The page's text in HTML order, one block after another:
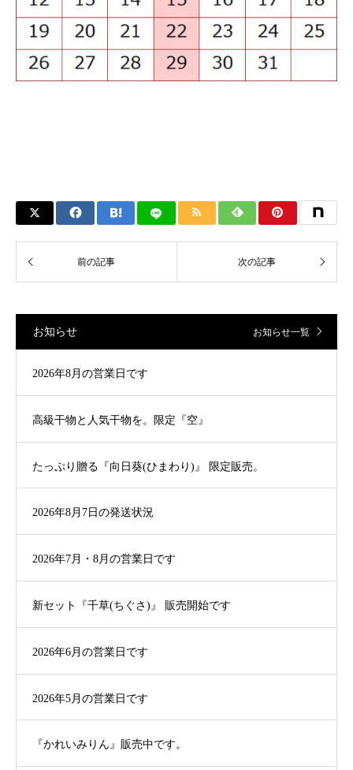
お知らせ お知らせ一覧
2026年8月の営業日です
高級干物と人気干物を。限定『空』
たっぷり贈る『向日葵(ひまわり)』 限定販売。
2026年8月7日の発送状況
2026年7月・8月の営業日です
新セット『千草(ちぐさ)』 販売開始です
2026年6月の営業日です
2026年5月の営業日です
『かれいみりん』販売中です。